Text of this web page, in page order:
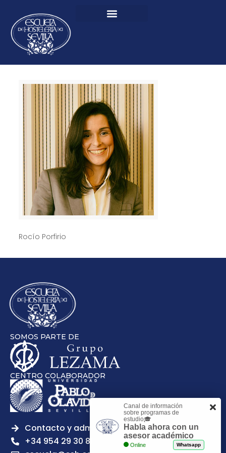
Rocío Porfirio
SOMOS PARTE DE
CENTRO COLABORADOR
Contacto y admisiones
+34 954 29 30 81
Canal de información
sobre programas de
estudio🎓
Habla ahora con un
asesor académico
Online Whatsapp